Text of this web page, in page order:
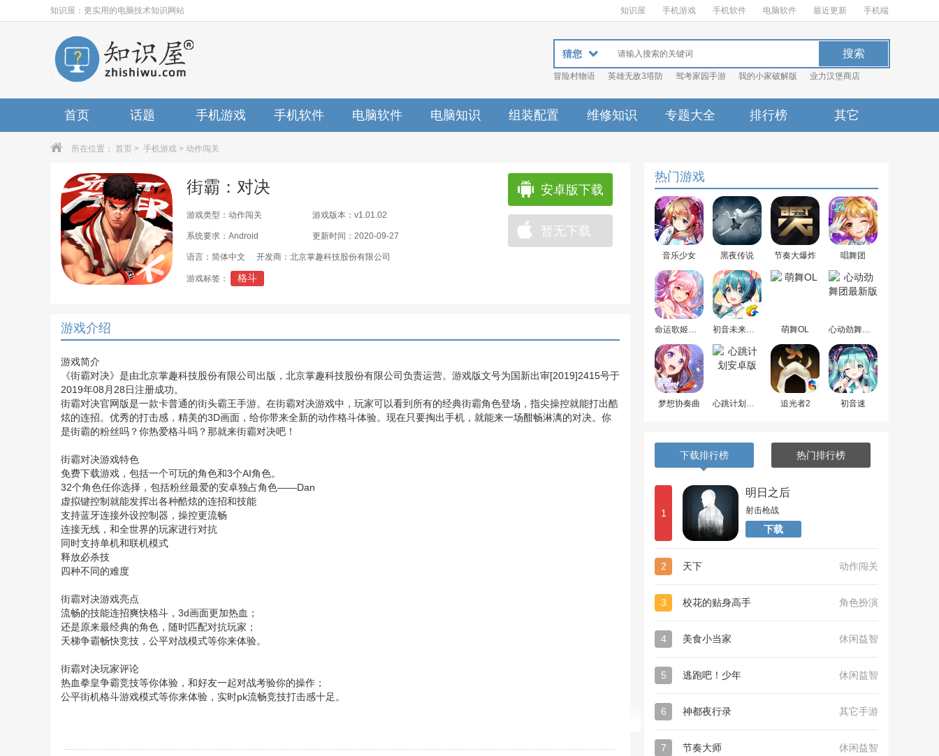
知识屋：更实用的电脑技术知识网站 知识屋 手机游戏 手机软件 电脑软件 最近更新 手机端
猜您
冒险村物语 英雄无敌3塔防 驾考家园手游 我的小家破解版 业力汉堡商店
首页 话题 手机游戏 手机软件 电脑软件 电脑知识 组装配置 维修知识 专题大全 排行榜 其它
所在位置： 首页 > 手机游戏 > 动作闯关
街霸：对决
游戏类型：动作闯关 游戏版本：v1.01.02
系统要求：Android 更新时间：2020-09-27
语言：简体中文 开发商：北京掌趣科技股份有限公司
游戏标签： 格斗
安卓版下载
暂无下载
游戏介绍
游戏简介
《街霸对决》是由北京掌趣科技股份有限公司出版，北京掌趣科技股份有限公司负责运营。游戏版文号为国新出审[2019]2415号于
2019年08月28日注册成功。
街霸对决官网版是一款卡普通的街头霸王手游。在街霸对决游戏中，玩家可以看到所有的经典街霸角色登场，指尖操控就能打出酷
炫的连招。优秀的打击感，精美的3D画面，给你带来全新的动作格斗体验。现在只要掏出手机，就能来一场酣畅淋漓的对决。你
是街霸的粉丝吗？你热爱格斗吗？那就来街霸对决吧！
街霸对决游戏特色
免费下载游戏，包括一个可玩的角色和3个AI角色。
32个角色任你选择，包括粉丝最爱的安卓独占角色——Dan
虚拟键控制就能发挥出各种酷炫的连招和技能
支持蓝牙连接外设控制器，操控更流畅
连接无线，和全世界的玩家进行对抗
同时支持单机和联机模式
释放必杀技
四种不同的难度
街霸对决游戏亮点
流畅的技能连招爽快格斗，3d画面更加热血；
还是原来最经典的角色，随时匹配对抗玩家；
天梯争霸畅快竞技，公平对战模式等你来体验。
街霸对决玩家评论
热血拳皇争霸竞技等你体验，和好友一起对战考验你的操作；
公平街机格斗游戏模式等你来体验，实时pk流畅竞技打击感十足。
热门游戏
音乐少女 黑夜传说 节奏大爆炸 唱舞团
命运歌姬安卓版 初音未来梦幻歌姬 萌舞OL 心动劲舞团最新版
梦想协奏曲 心跳计划安卓版 追光者2 初音速
下载排行榜 热门排行榜
1
明日之后
射击枪战
下载
2 天下 动作闯关
3 校花的贴身高手 角色扮演
4 美食小当家 休闲益智
5 逃跑吧！少年 休闲益智
6 神都夜行录 其它手游
7 节奏大师 休闲益智